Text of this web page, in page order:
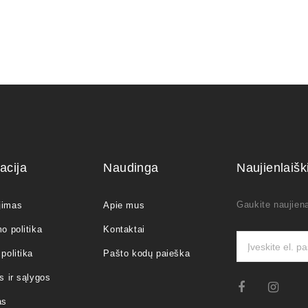
politika
ir sąlygos
Naudinga
Apie mus
Kontaktai
Pašto kodų paieška
Gaukite